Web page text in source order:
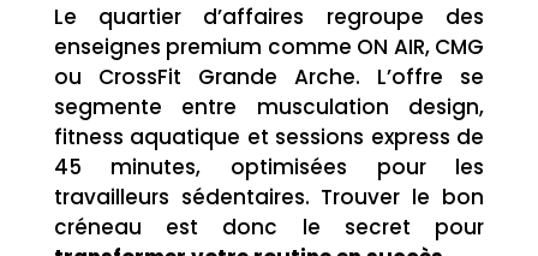
Le quartier d’affaires regroupe des
enseignes premium comme ON AIR, CMG
ou CrossFit Grande Arche. L’offre se
segmente entre musculation design,
fitness aquatique et sessions express de
45 minutes, optimisées pour les
travailleurs sédentaires. Trouver le bon
créneau est donc le secret pour